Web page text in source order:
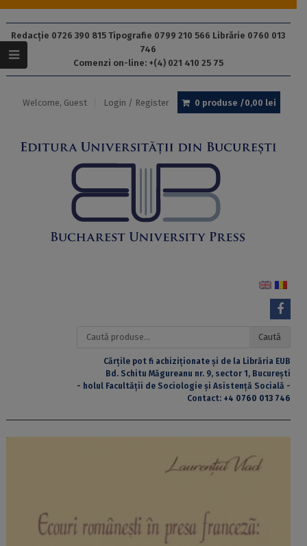
Redacție 0726 390 815 Tipografie 0799 210 566 Librărie 0760 013
746
Comenzi on-line: +(4) 021 410 25 75
Welcome, Guest Login / Register 0 produse /0,00 lei
Caută
Caută
Cărțile pot fi achiziționate și de la Librăria EUB
Bd. Schitu Măgureanu nr. 9, sector 1, București
- holul Facultății de Sociologie și Asistență Socială -
Contact: +4 0760 013 746